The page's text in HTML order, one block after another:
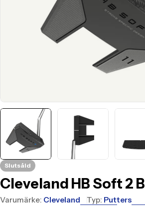
Slutsåld
Cleveland HB Soft 2
Varumärke: Cleveland Typ: Putters